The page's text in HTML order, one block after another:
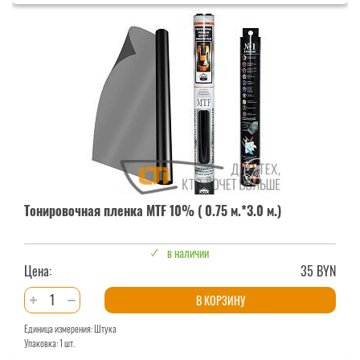
Тонировочная пленка MTF 10% ( 0.75 м.*3.0 м.)
в наличии
Цена:
35 BYN
Количество
товара
Тонировочная
пленка
В КОРЗИНУ
Единица измерения: Штука
Упаковка: 1 шт.